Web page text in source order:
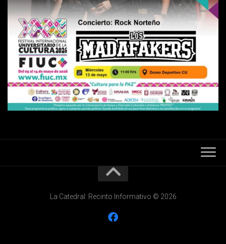
La Catedral: Recinto Informativo © 2026